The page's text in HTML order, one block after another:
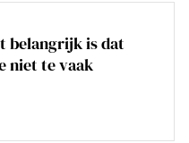
belangrijk is dat
niet te vaak